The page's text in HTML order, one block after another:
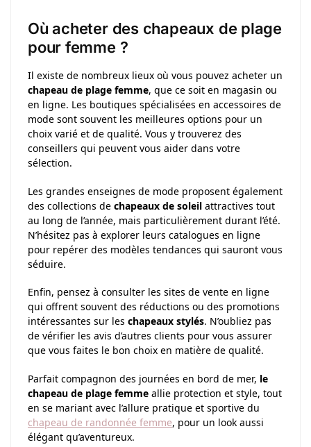
Où acheter des chapeaux de plage
pour femme ?
Il existe de nombreux lieux où vous pouvez acheter un
chapeau de plage femme, que ce soit en magasin ou
en ligne. Les boutiques spécialisées en accessoires de
mode sont souvent les meilleures options pour un
choix varié et de qualité. Vous y trouverez des
conseillers qui peuvent vous aider dans votre
sélection.
Les grandes enseignes de mode proposent également
des collections de chapeaux de soleil attractives tout
au long de l’année, mais particulièrement durant l’été.
N’hésitez pas à explorer leurs catalogues en ligne
pour repérer des modèles tendances qui sauront vous
séduire.
Enfin, pensez à consulter les sites de vente en ligne
qui offrent souvent des réductions ou des promotions
intéressantes sur les chapeaux stylés. N’oubliez pas
de vérifier les avis d’autres clients pour vous assurer
que vous faites le bon choix en matière de qualité.
Parfait compagnon des journées en bord de mer, le
chapeau de plage femme allie protection et style, tout
en se mariant avec l’allure pratique et sportive du
chapeau de randonnée femme, pour un look aussi
élégant qu’aventureux.